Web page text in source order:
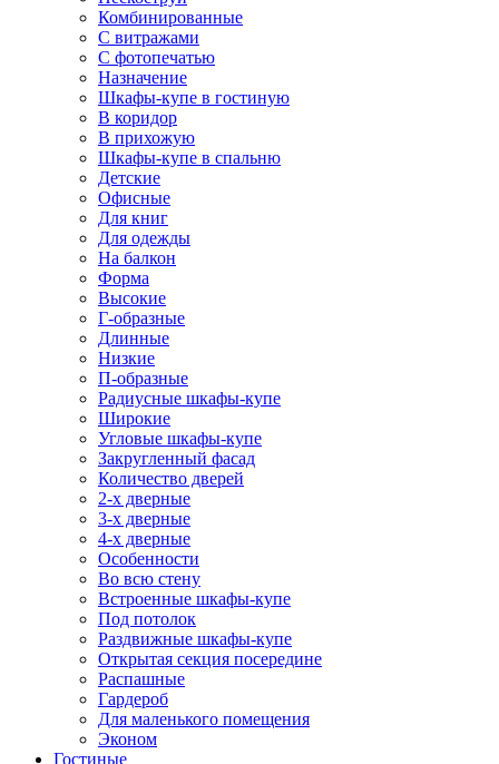
Комбинированные
С витражами
С фотопечатью
Назначение
Шкафы-купе в гостиную
В коридор
В прихожую
Шкафы-купе в спальню
Детские
Офисные
Для книг
Для одежды
На балкон
Форма
Высокие
Г-образные
Длинные
Низкие
П-образные
Радиусные шкафы-купе
Широкие
Угловые шкафы-купе
Закругленный фасад
Количество дверей
2-х дверные
3-х дверные
4-х дверные
Особенности
Во всю стену
Встроенные шкафы-купе
Под потолок
Раздвижные шкафы-купе
Открытая секция посередине
Распашные
Гардероб
Для маленького помещения
Эконом
Гостиные